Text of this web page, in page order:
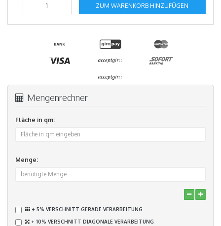
ZUM WARENKORB HINZUFÜGEN
Mengenrechner
Fläche in qm:
Menge:
+ 5% VERSCHNITT GERADE VERARBEITUNG
+ 10% VERSCHNITT DIAGONALE VERARBEITUNG